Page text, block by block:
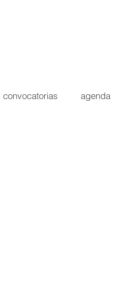
convocatorias agenda